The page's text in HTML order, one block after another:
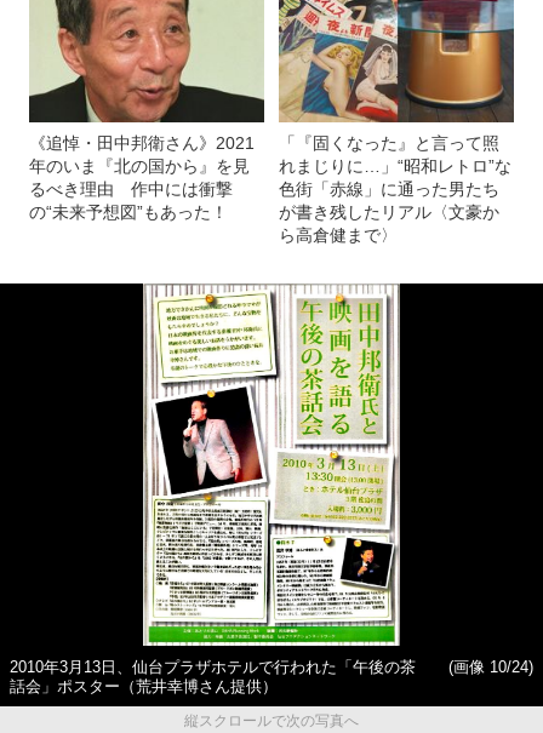
《追悼・田中邦衛さん》2021
年のいま『北の国から』を見
るべき理由 作中には衝撃
の“未来予想図”もあった！
「『固くなった』と言って照
れまじりに…」“昭和レトロ”な
色街「赤線」に通った男たち
が書き残したリアル〈文豪か
ら高倉健まで〉
2010年3月13日、仙台プラザホテルで行われた「午後の茶
話会」ポスター（荒井幸博さん提供）
(画像 10/24)
縦スクロールで次の写真へ